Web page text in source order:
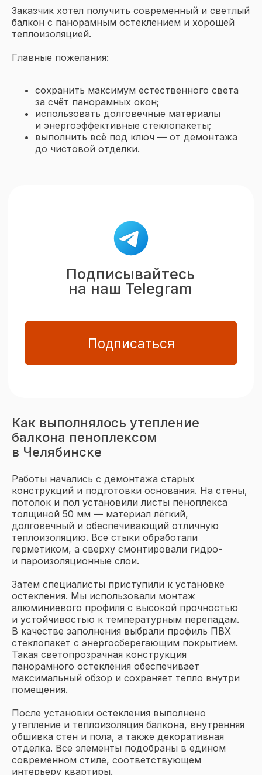
Заказчик хотел получить современный и светлый
балкон с панорамным остеклением и хорошей
теплоизоляцией.
Главные пожелания:
сохранить максимум естественного света
за счёт панорамных окон;
использовать долговечные материалы
и энергоэффективные стеклопакеты;
выполнить всё под ключ — от демонтажа
до чистовой отделки.
Как выполнялось утепление
балкона пеноплексом
в Челябинске
Работы начались с демонтажа старых
конструкций и подготовки основания. На стены,
потолок и пол установили листы пеноплекса
толщиной 50 мм — материал лёгкий,
долговечный и обеспечивающий отличную
теплоизоляцию. Все стыки обработали
герметиком, а сверху смонтировали гидро-
и пароизоляционные слои.
Затем специалисты приступили к установке
остекления. Мы использовали монтаж
алюминиевого профиля с высокой прочностью
и устойчивостью к температурным перепадам.
В качестве заполнения выбрали профиль ПВХ
стеклопакет с энергосберегающим покрытием.
Такая светопрозрачная конструкция
панорамного остекления обеспечивает
максимальный обзор и сохраняет тепло внутри
помещения.
После установки остекления выполнено
утепление и теплоизоляция балкона, внутренняя
обшивка стен и пола, а также декоративная
отделка. Все элементы подобраны в едином
современном стиле, соответствующем
интерьеру квартиры.